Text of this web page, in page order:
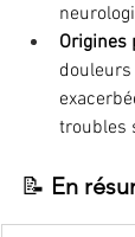
Origines
troubles
📝 En